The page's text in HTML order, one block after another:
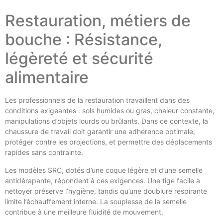
Restauration, métiers de
bouche : Résistance,
légèreté et sécurité
alimentaire
Les professionnels de la restauration travaillent dans des
conditions exigeantes : sols humides ou gras, chaleur constante,
manipulations d’objets lourds ou brûlants. Dans ce contexte, la
chaussure de travail doit garantir une adhérence optimale,
protéger contre les projections, et permettre des déplacements
rapides sans contrainte.
Les modèles SRC, dotés d’une coque légère et d’une semelle
antidérapante, répondent à ces exigences. Une tige facile à
nettoyer préserve l’hygiène, tandis qu’une doublure respirante
limite l’échauffement interne. La souplesse de la semelle
contribue à une meilleure fluidité de mouvement.